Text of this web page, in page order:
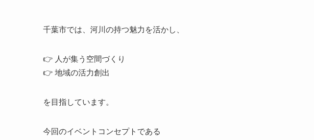
千葉市では、河川の持つ魅力を活かし、
👉 人が集う空間づくり
👉 地域の活力創出
を目指しています。
今回のイベントコンセプトである